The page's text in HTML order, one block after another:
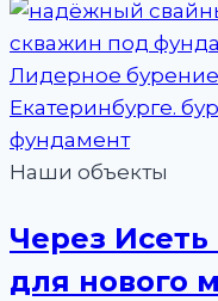
Наши объекты
Через
для нового